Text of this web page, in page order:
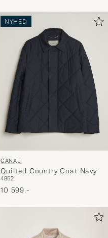
NYHED
CANALI
Quilted Country Coat Navy
4852
10 599,-